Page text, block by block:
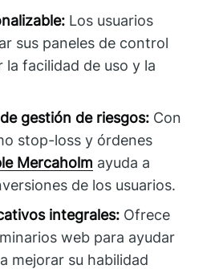
Los usuarios
sus paneles de control
la facilidad de uso y la
gestión de riesgos: Con
stop-loss y órdenes
Mercaholm ayuda a
de los usuarios.
integrales: Ofrece
web para ayudar
mejorar su habilidad